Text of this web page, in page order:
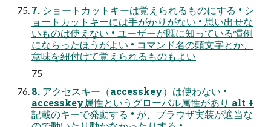
7. ショートカットキーは覚えられるものにする • シ
ョートカットキーには手がかりがない • 思い出せな
いものは使えない • ユーザーが既に知っている慣例
にならったほうがよい • コマンド名の頭文字とか、
意味を紐付けて覚えられるものもよい
75
8. アクセスキー（accesskey）は使わない •
accesskey属性というグローバル属性があり alt +
記載のキーで発動する • が、ブラウザ実装が適当な